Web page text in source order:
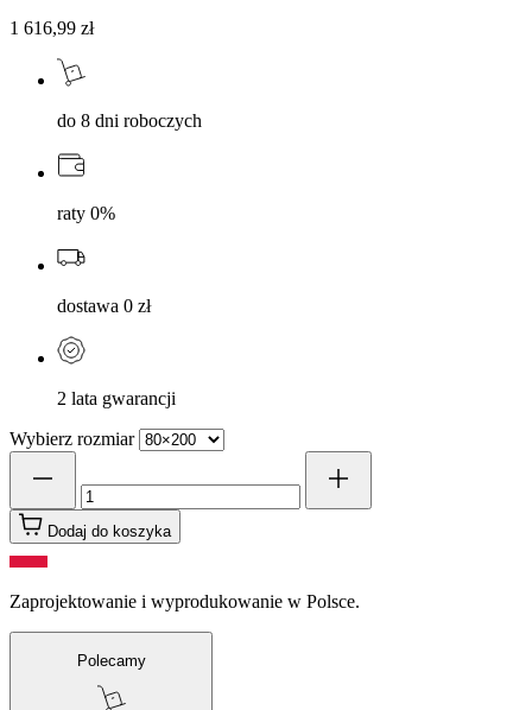
1 616,99 zł
do 8 dni roboczych
raty 0%
dostawa 0 zł
2 lata gwarancji
Wybierz rozmiar
Dodaj do koszyka
Zaprojektowanie i wyprodukowanie w Polsce.
Polecamy